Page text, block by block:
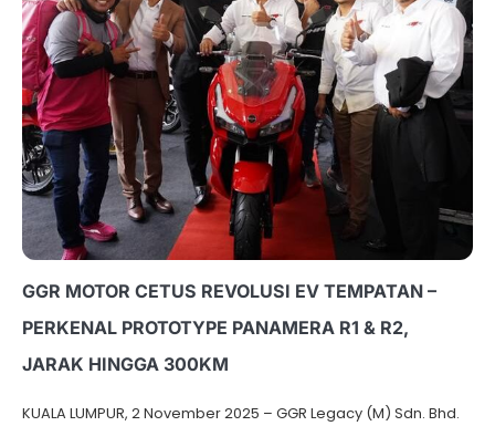
GGR MOTOR CETUS REVOLUSI EV TEMPATAN –
PERKENAL PROTOTYPE PANAMERA R1 & R2,
JARAK HINGGA 300KM
KUALA LUMPUR, 2 November 2025 – GGR Legacy (M) Sdn. Bhd.